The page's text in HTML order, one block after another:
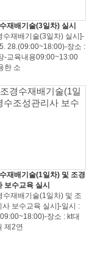
재배기술(3일차) 실시
수재배기술(3일차) 실시]-
28.(09:00~18:00)-장소 :
-교육내용09:00~13:00
한 소
재배기술(1일차) 및 조경
보수교육 실시
수재배기술(1일차) 및 조
사 보수교육 실시]-일시 :
장소 : kt대
제2연